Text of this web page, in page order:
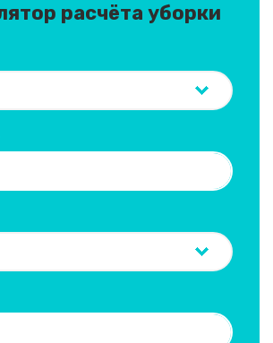
расчёта уборки